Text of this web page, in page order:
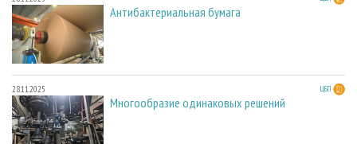
Антибактериальная бумага
28.11.2025 ЦБП
Многообразие одинаковых решений